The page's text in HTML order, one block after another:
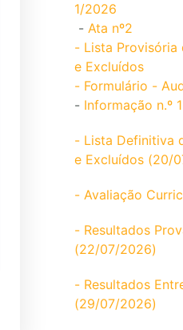
1/2026
- Ata nº2
- Lista
e Excluídos
- Formulário -
- Informação n.º
- Lista Definitiva
e Excluídos (20/
- Avaliação
- Resultados
(22/07/2026)
- Resultados
(29/07/2026)